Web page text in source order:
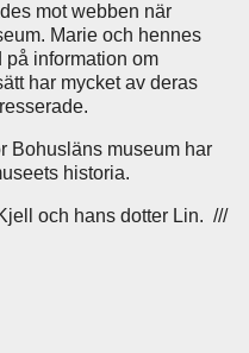
mot webben när
Marie och hennes
på information om
har mycket av deras
Bohusläns museum har
historia.
och hans dotter Lin. ///